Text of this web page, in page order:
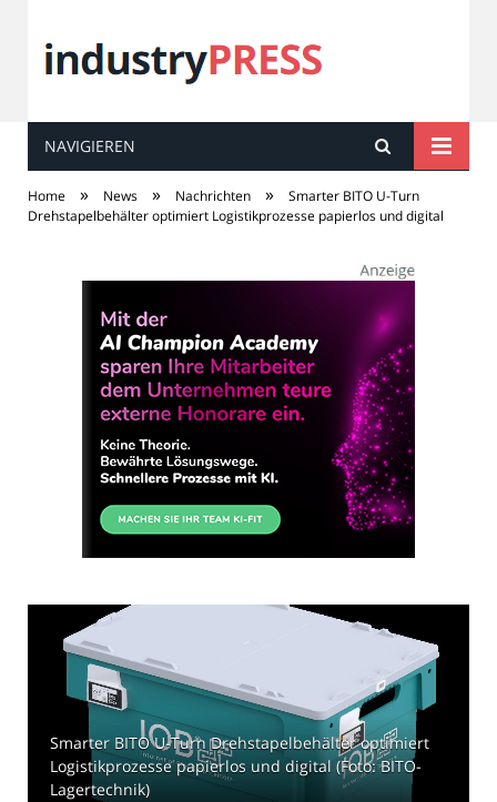
industryPRESS
NAVIGIEREN
Home » News » Nachrichten »
Smarter BITO U-Turn
Drehstapelbehälter optimiert Logistikprozesse papierlos und digital
Smarter BITO U-Turn Drehstapelbehälter optimiert
Logistikprozesse papierlos und digital (Foto: BITO-
Lagertechnik)